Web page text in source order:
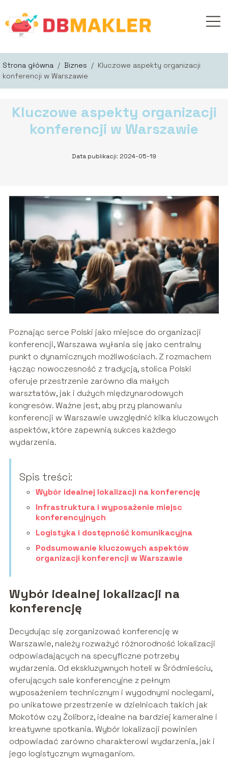
Strona główna / Biznes / Kluczowe aspekty organizacji
konferencji w Warszawie
Kluczowe aspekty organizacji
konferencji w Warszawie
Data publikacji: 2024-05-19
Poznając serce Polski jako miejsce do organizacji
konferencji, Warszawa wyłania się jako centralny
punkt o dynamicznych możliwościach. Z rozmachem
łącząc nowoczesność z tradycją, stolica Polski
oferuje przestrzenie zarówno dla małych
warsztatów, jak i dużych międzynarodowych
kongresów. Ważne jest, aby przy planowaniu
konferencji w Warszawie uwzględnić kilka kluczowych
aspektów, które zapewnią sukces każdego
wydarzenia.
Spis treści:
Wybór idealnej lokalizacji na konferencję
Infrastruktura i wyposażenie miejsc
konferencyjnych
Logistyka i dostępność komunikacyjna
Podsumowanie kluczowych aspektów
organizacji konferencji w Warszawie
Wybór idealnej lokalizacji na
konferencję
Decydując się zorganizować konferencję w
Warszawie, należy rozważyć różnorodność lokalizacji
odpowiadających na specyficzne potrzeby
wydarzenia. Od ekskluzywnych hoteli w Śródmieściu,
oferujących sale konferencyjne z pełnym
wyposażeniem technicznym i wygodnymi noclegami,
po unikatowe przestrzenie w dzielnicach takich jak
Mokotów czy Żoliborz, idealne na bardziej kameralne i
kreatywne spotkania. Wybór lokalizacji powinien
odpowiadać zarówno charakterowi wydarzenia, jak i
jego logistycznym wymaganiom.